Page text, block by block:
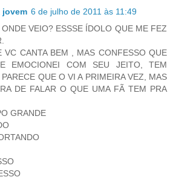
jovem 6 de julho de 2011 às 11:49
VEIO? ESSSE ÍDOLO QUE ME FEZ
VC CANTA BEM , MAS CONFESSO QUE
EMOCIONEI COM SEU JEITO, TEM
QUE O VI A PRIMEIRA VEZ, MAS
DE FALAR O QUE UMA FÃ TEM PRA
GRANDE